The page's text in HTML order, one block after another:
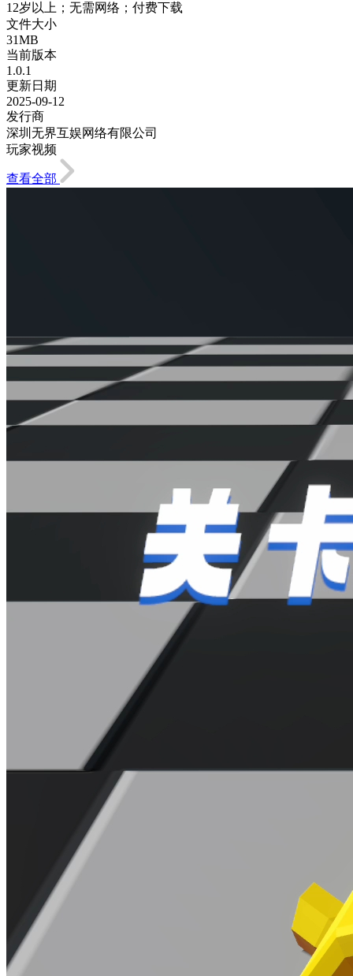
12岁以上；无需网络；付费下载
文件大小
31MB
当前版本
1.0.1
更新日期
2025-09-12
发行商
深圳无界互娱网络有限公司
玩家视频
查看全部